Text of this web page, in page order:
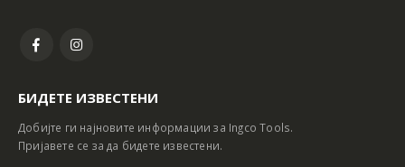
БИДЕТЕ ИЗВЕСТЕНИ
Добијте ги најновите информации за Ingco Tools.
Пријавете се за да бидете известени.